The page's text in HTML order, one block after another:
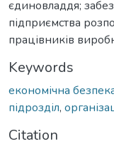
єдиновладдя;
підприємства
працівників
Keywords
економічна
підрозділ,
Citation